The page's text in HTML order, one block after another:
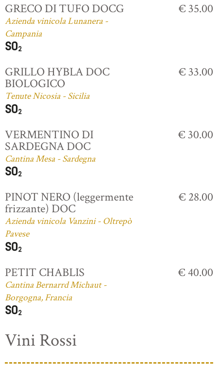
GRECO DI TUFO DOCG
Azienda vinicola Lunanera -
Campania
€ 35.00
GRILLO HYBLA DOC
BIOLOGICO
Tenute Nicosia - Sicilia
€ 33.00
VERMENTINO DI
SARDEGNA DOC
Cantina Mesa - Sardegna
€ 30.00
PINOT NERO (leggermente
frizzante) DOC
Azienda vinicola Vanzini - Oltrepò
Pavese
€ 28.00
PETIT CHABLIS
Cantina Bernarrd Michaut -
Borgogna, Francia
€ 40.00
Vini Rossi